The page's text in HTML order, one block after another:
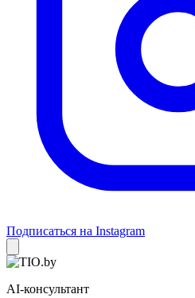
Подписаться на Instagram
AI-консультант